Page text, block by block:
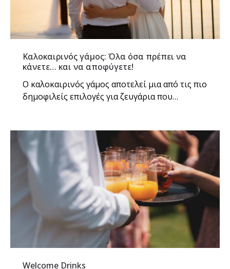
Καλοκαιρινός γάμος: Όλα όσα πρέπει να
κάνετε… και να αποφύγετε!
Ο καλοκαιρινός γάμος αποτελεί μια από τις πιο
δημοφιλείς επιλογές για ζευγάρια που…
Welcome Drinks